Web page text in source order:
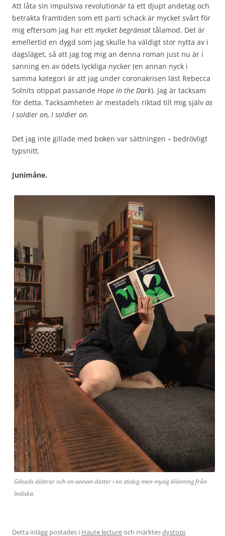
Att låta sin impulsiva revolutionär ta ett djupt andetag och
betrakta framtiden som ett parti schack är mycket svårt för
mig eftersom jag har ett mycket begränsat tålamod. Det är
emellertid en dygd som jag skulle ha väldigt stor nytta av i
dagsläget, så att jag tog mig an denna roman just nu är i
sanning en av ödets lyckliga nycker (en annan nyck i
samma kategori är att jag under coronakrisen läst Rebecca
Solnits otippat passande Hope in the Dark). Jag är tacksam
för detta. Tacksamheten är mestadels riktad till mig själv as
I soldier on, I soldier on.
Det jag inte gillade med boken var sättningen – bedrövligt
typsnitt.
Junimåne.
Gileads döttrar och en annan dotter i en stickig men mysig klänning från
Indiska.
Detta inlägg postades i Haute lectureoch märktesdystopi,